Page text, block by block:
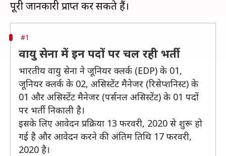
#1
वायु सेना में इन पदों पर चल रही भर्ती
भारतीय वायु सेना ने जूनियर क्लर्क (EDP) के 01,
जूनियर क्लर्क के 02, असिस्टेंट मैनेजर (रिसेप्शनिस्ट) के
01 और असिस्टेंट मैनेजर (पर्सनल असिस्टेंट) के 01 पदों
पर भर्ती निकाली है।
इसके लिए आवेदन प्रक्रिया 13 फरवरी, 2020 से शुरू हो
गई है और आवेदन करने की अंतिम तिथि 17 फरवरी,
2020 है।